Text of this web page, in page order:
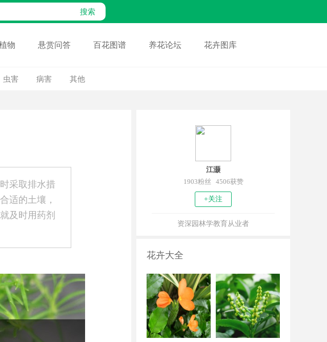
物 悬赏问答 百花图谱 养花论坛 花卉图库
虫害 病害 其他
采取排水措
适的土壤，
及时用药剂
江灏
1903粉丝 4506获赞
+关注
资深园林学教育从业者
花卉大全